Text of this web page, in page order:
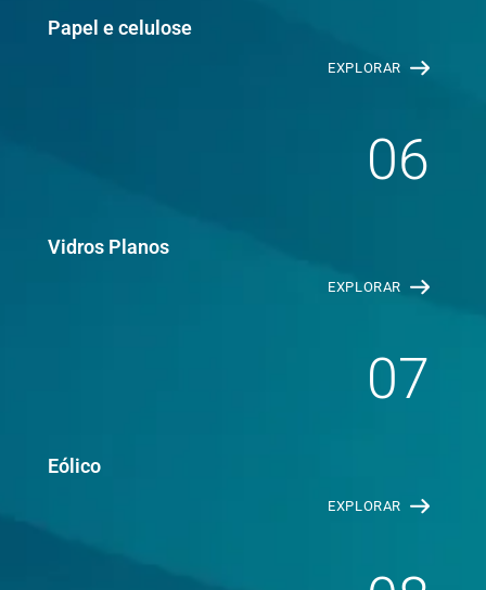
Papel e celulose
EXPLORAR
06
Vidros Planos
EXPLORAR
07
Eólico
EXPLORAR